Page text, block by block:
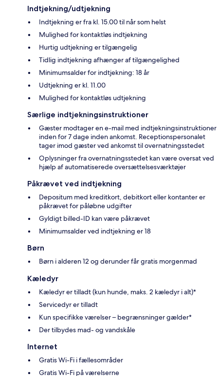
Indtjekning/udtjekning
Indtjekning er fra kl. 15.00 til når som helst
Mulighed for kontaktløs indtjekning
Hurtig udtjekning er tilgængelig
Tidlig indtjekning afhænger af tilgængelighed
Minimumsalder for indtjekning: 18 år
Udtjekning er kl. 11.00
Mulighed for kontaktløs udtjekning
Særlige indtjekningsinstruktioner
Gæster modtager en e-mail med indtjekningsinstruktioner
inden for 7 dage inden ankomst. Receptionspersonalet
tager imod gæster ved ankomst til overnatningsstedet
Oplysninger fra overnatningsstedet kan være oversat ved
hjælp af automatiserede oversættelsesværktøjer
Påkrævet ved indtjekning
Depositum med kreditkort, debitkort eller kontanter er
påkrævet for påløbne udgifter
Gyldigt billed-ID kan være påkrævet
Minimumsalder ved indtjekning er 18
Børn
Børn i alderen 12 og derunder får gratis morgenmad
Kæledyr
Kæledyr er tilladt (kun hunde, maks. 2 kæledyr i alt)*
Servicedyr er tilladt
Kun specifikke værelser – begrænsninger gælder*
Der tilbydes mad- og vandskåle
Internet
Gratis Wi-Fi i fællesområder
Gratis Wi-Fi på værelserne